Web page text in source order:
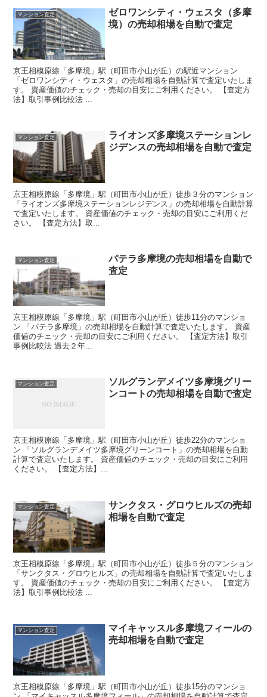
マンション査定
ゼロワンシティ・ウェスタ（多摩
境）の売却相場を自動で査定
京王相模原線「多摩境」駅（町田市小山が丘）の駅近マンション
「ゼロワンシティ・ウェスタ」の売却相場を自動計算で査定いたしま
す。 資産価値のチェック・売却の目安にご利用ください。 【査定方
法】取引事例比較法 ...
マンション査定
ライオンズ多摩境ステーションレ
ジデンスの売却相場を自動で査定
京王相模原線「多摩境」駅（町田市小山が丘）徒歩３分のマンション
「ライオンズ多摩境ステーションレジデンス」の売却相場を自動計算
で査定いたします。 資産価値のチェック・売却の目安にご利用くだ
さい。 【査定方法】取...
マンション査定
パテラ多摩境の売却相場を自動で
査定
京王相模原線「多摩境」駅（町田市小山が丘）徒歩11分のマンショ
ン 「パテラ多摩境」の売却相場を自動計算で査定いたします。 資産
価値のチェック・売却の目安にご利用ください。 【査定方法】取引
事例比較法 過去２年...
マンション査定
ソルグランデメイツ多摩境グリー
ンコートの売却相場を自動で査定
京王相模原線「多摩境」駅（町田市小山が丘）徒歩22分のマンショ
ン 「ソルグランデメイツ多摩境グリーンコート」の売却相場を自動
計算で査定いたします。 資産価値のチェック・売却の目安にご利用
ください。 【査定方法】...
マンション査定
サンクタス・グロウヒルズの売却
相場を自動で査定
京王相模原線「多摩境」駅（町田市小山が丘）徒歩５分のマンション
「サンクタス・グロウヒルズ」の売却相場を自動計算で査定いたしま
す。 資産価値のチェック・売却の目安にご利用ください。 【査定方
法】取引事例比較法 ...
マンション査定
マイキャッスル多摩境フィールの
売却相場を自動で査定
京王相模原線「多摩境」駅（町田市小山が丘）徒歩15分のマンショ